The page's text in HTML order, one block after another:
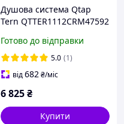
Душова система Qtap
Tern QTTER1112CRM47592
поворотним виливом та
ручним душем, латунна,
хром (SD00053716)
Готово до відправки
5.0 (1)
від682₴/міс
6 825₴
Купити